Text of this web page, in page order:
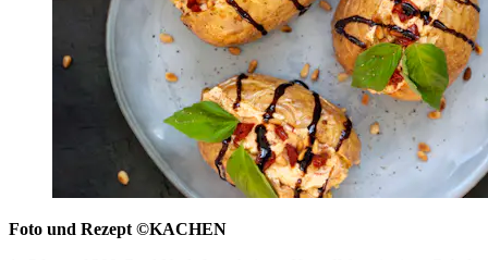
Foto und Rezept ©KACHEN